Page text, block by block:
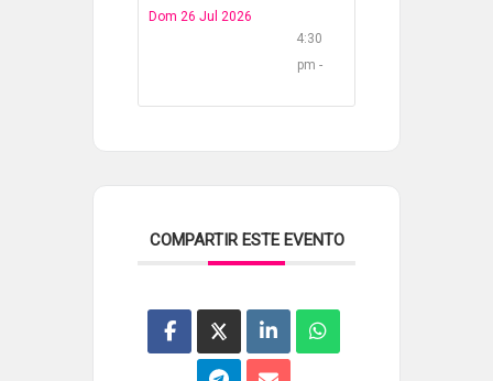
Dom 26 Jul 2026
4:30
pm -
COMPARTIR ESTE EVENTO